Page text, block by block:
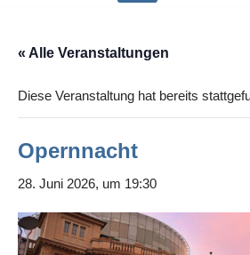
« Alle Veranstaltungen
Diese Veranstaltung hat bereits
Opernnacht
28. Juni 2026, um 19:30